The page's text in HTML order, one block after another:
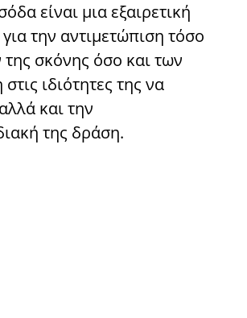
είναι μια εξαιρετική
την αντιμετώπιση τόσο
σκόνης όσο και των
ιδιότητες της να
και την
της δράση.